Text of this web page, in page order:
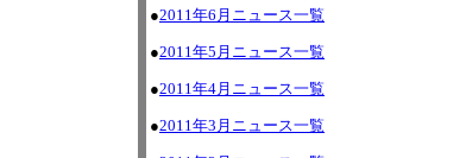
●2011年6月ニュース一覧
●2011年5月ニュース一覧
●2011年4月ニュース一覧
●2011年3月ニュース一覧